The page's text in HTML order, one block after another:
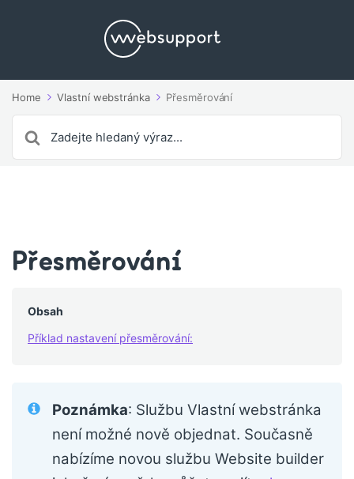
Home Vlastní webstránka Přesměrování
For
Přesměrování
Obsah
Příklad nastavení přesměrování:
Poznámka: Službu Vlastní webstránka
není možné nově objednat. Současně
nabízíme novou službu Website builder